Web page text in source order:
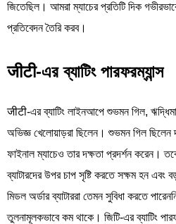
জিতেছিল। আমরা ম্যাচের প্রতিটি দিক
প্রতিবেদন তৈরি করব।
जीटी-এর ব্যাটিং পারফরম্যান্স
जीटी-এর ব্যাটিং লাইনআপে শুভমন গিল,
অভিজ্ঞ খেলোয়াড়রা ছিলেন। শুভমন গিল ছিলেন
ফাইনাল ম্যাচেও তার দক্ষতা প্রদর্শন করেন।
ব্যাটারদের উপর চাপ সৃষ্টি করতে সক্ষম হন এবং
মিডল অর্ডার ব্যাটাররা তেমন সুবিধা করতে
তুলনামূলকভাবে কম থাকে। জিটি-এর ব্যাটিং